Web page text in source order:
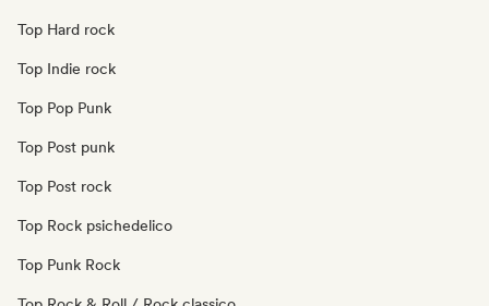
Top Hard rock
Top Indie rock
Top Pop Punk
Top Post punk
Top Post rock
Top Rock psichedelico
Top Punk Rock